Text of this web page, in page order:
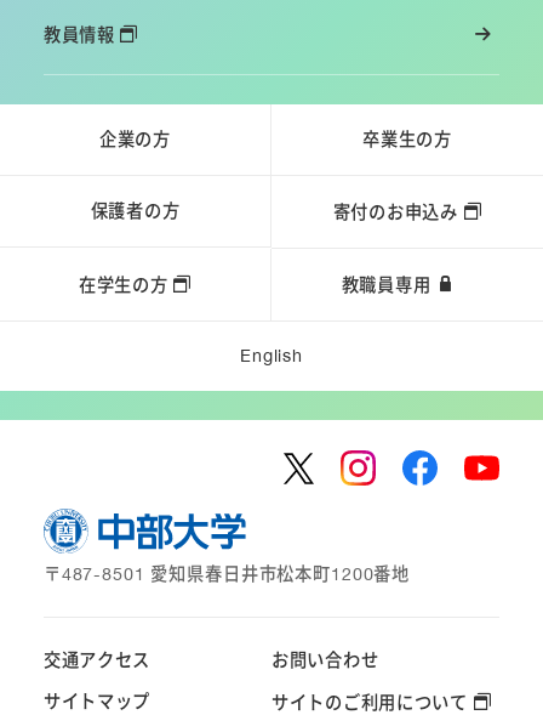
教員情報
企業の方 卒業生の方
保護者の方 寄付のお申込み
在学生の方 教職員専用
English
〒487-8501 愛知県春日井市松本町1200番地
交通アクセス お問い合わせ
サイトマップ サイトのご利用について